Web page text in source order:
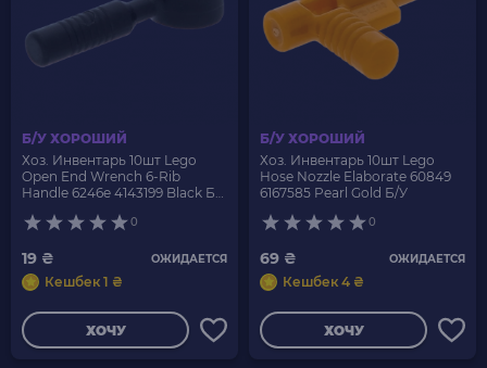
Б/У ХОРОШИЙ
Хоз. Инвентарь 10шт Lego
Open End Wrench 6-Rib
Handle 6246e 4143199 Black Б/
0
19 ₴ ОЖИДАЕТСЯ
Кешбек 1 ₴
ХОЧУ
Б/У ХОРОШИЙ
Хоз. Инвентарь 10шт Lego
Hose Nozzle Elaborate 60849
6167585 Pearl Gold Б/У
0
69 ₴ ОЖИДАЕТСЯ
Кешбек 4 ₴
ХОЧУ